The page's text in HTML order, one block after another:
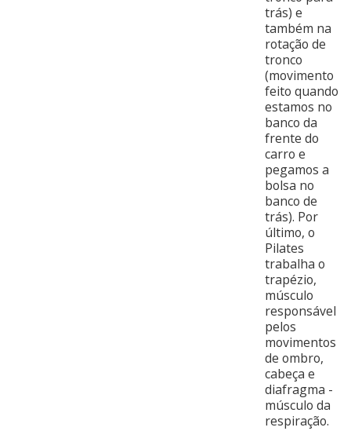
trás) e
também na
rotação de
tronco
(movimento
feito quando
estamos no
banco da
frente do
carro e
pegamos a
bolsa no
banco de
trás). Por
último, o
Pilates
trabalha o
trapézio,
músculo
responsável
pelos
movimentos
de ombro,
cabeça e
diafragma -
músculo da
respiração.